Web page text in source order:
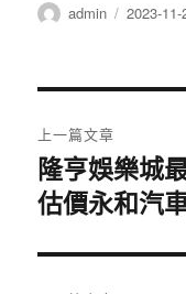
作
admin
發
2023-11-
章
導
覽
上一篇文章
上
一
文
隆亨娛樂城
估價永和汽